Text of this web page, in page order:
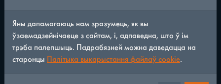
Яны дапамагаюць нам зразумець, як вы
ўзаемадзейнічаеце з сайтам, і, адпаведна, што ў ім
трэба палепшыць. Падрабязней можна даведацца на
старонцы Палітыка выкарыстання файлаў cookie.